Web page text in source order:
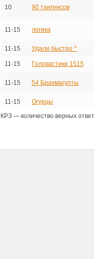
10 90 тангенсов
11-15 логика
11-15 Удали быстро ^
11-15 Головастики 1515
11-15 54 Брахмагупты
11-15 Огурцы
КРЗ — количество верных